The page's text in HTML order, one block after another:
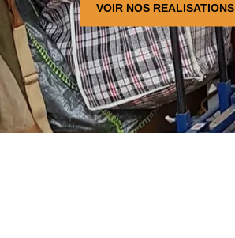
VOIR NOS REALISATIONS